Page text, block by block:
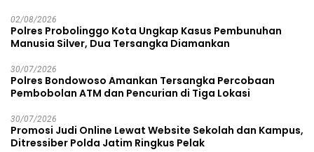
02/08/2026
Polres Probolinggo Kota Ungkap Kasus Pembunuhan
Manusia Silver, Dua Tersangka Diamankan
30/07/2026
Polres Bondowoso Amankan Tersangka Percobaan
Pembobolan ATM dan Pencurian di Tiga Lokasi
30/07/2026
Promosi Judi Online Lewat Website Sekolah dan Kampus,
Ditressiber Polda Jatim Ringkus Pelak